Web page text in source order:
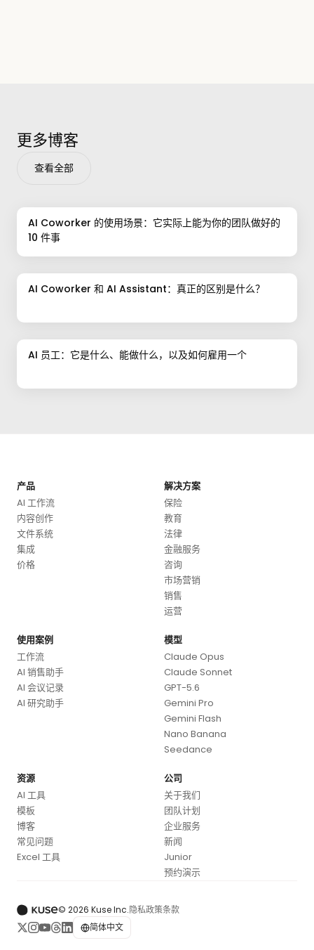
更多博客
查看全部
AI Coworker 的使用场景：它实际上能为你的团队做好的
10 件事
AI Coworker 和 AI Assistant：真正的区别是什么？
AI 员工：它是什么、能做什么，以及如何雇用一个
产品
AI 工作流
内容创作
文件系统
集成
价格
解决方案
保险
教育
法律
金融服务
咨询
市场营销
销售
运营
使用案例
工作流
AI 销售助手
AI 会议记录
AI 研究助手
模型
Claude Opus
Claude Sonnet
GPT-5.6
Gemini Pro
Gemini Flash
Nano Banana
Seedance
资源
AI 工具
模板
博客
常见问题
Excel 工具
公司
关于我们
团队计划
企业服务
新闻
Junior
预约演示
© 2026 Kuse Inc.隐私政策条款
简体中文